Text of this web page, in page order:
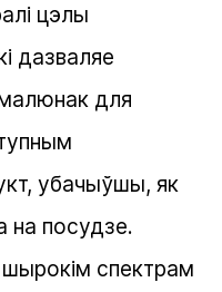
цэлы
дазваляе
для
убачыўшы, як
на посудзе.
спектрам